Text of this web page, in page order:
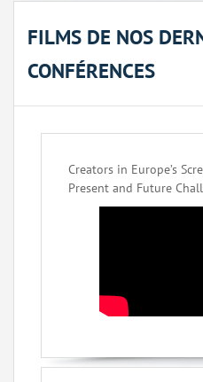
FILMS DE NOS
CONFÉRENCES
Creators in Europe’s
Present and Future